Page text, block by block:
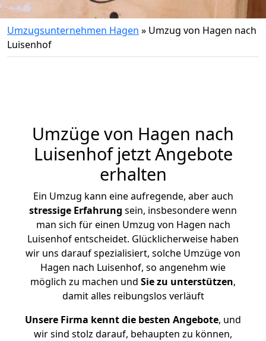
Umzugsunternehmen Hagen » Umzug von Hagen nach
Luisenhof
Umzüge von Hagen nach
Luisenhof jetzt Angebote
erhalten
Ein Umzug kann eine aufregende, aber auch
stressige Erfahrung sein, insbesondere wenn
man sich für einen Umzug von Hagen nach
Luisenhof entscheidet. Glücklicherweise haben
wir uns darauf spezialisiert, solche Umzüge von
Hagen nach Luisenhof, so angenehm wie
möglich zu machen und Sie zu unterstützen,
damit alles reibungslos verläuft
Unsere Firma kennt die besten Angebote, und
wir sind stolz darauf, behaupten zu können,